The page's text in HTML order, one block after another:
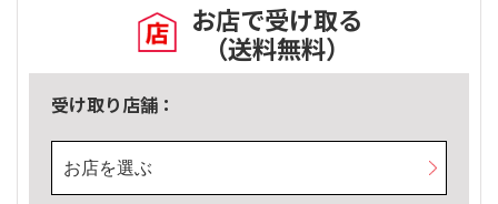
お店で受け取る
（送料無料）
受け取り店舗：
お店を選ぶ